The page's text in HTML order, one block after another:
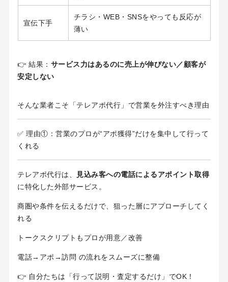
宣伝下手
チラシ・WEB・SNSをやっても反応が
薄い
👉 結果： サービス力はあるのに売上が伸びない／顧客が
安定しない
そんな業者こそ「テレアポ代行」で営業を外注すべき理由
✅ 理由①：営業のプロが“アポ獲得”だけを集中して行って
くれる
テレアポ代行は、
見込み客への電話によるアポイント取得
に特化した外部サービス。
商圏や条件を伝えるだけで、狙った層にアプローチしてく
れる
トークスクリプトもプロが用意／改善
電話→アポ→訪問 の流れをスムーズに整備
👉 自分たちは「行って説明・査定するだけ」でOK！